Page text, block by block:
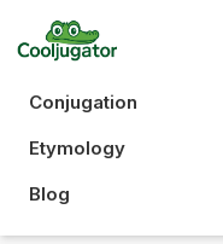
Conjugation
Etymology
Blog